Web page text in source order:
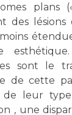
plans
des lésions
sont le
de cette
de leur
, une